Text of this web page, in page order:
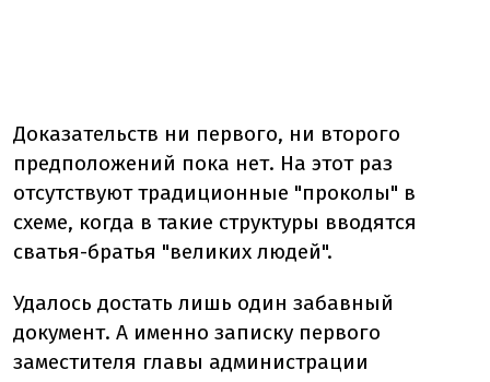
Доказательств ни первого, ни второго
предположений пока нет. На этот раз
отсутствуют традиционные "проколы" в
схеме, когда в такие структуры вводятся
сватья-братья "великих людей".
Удалось достать лишь один забавный
документ. А именно записку первого
заместителя главы администрации